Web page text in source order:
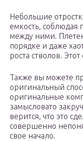
Небольшие
емкость, соблюдая
между ними.
порядке и даже
роста стволов.
Также вы можете
оригинальный
оригинальные
замысловато
верится, что это
совершенно
свое начало.